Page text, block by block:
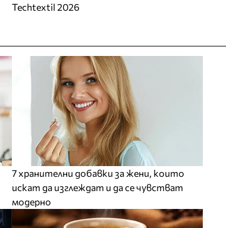
Techtextil 2026
7 хранителни добавки за жени, които
искат да изглеждат и да се чувстват
модерно